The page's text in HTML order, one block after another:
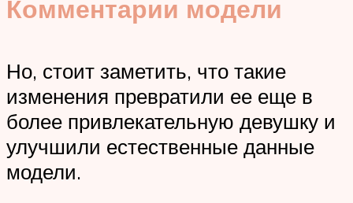
Комментарии модели
Но, стоит заметить, что такие
изменения превратили ее еще в
более привлекательную девушку и
улучшили естественные данные
модели.